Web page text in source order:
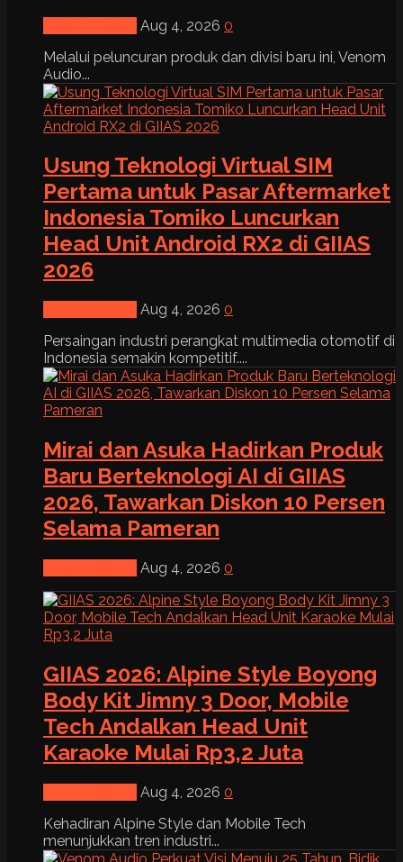
Aug 4, 2026 0
Melalui peluncuran produk dan divisi baru ini, Venom
Audio...
Usung Teknologi Virtual SIM
Pertama untuk Pasar Aftermarket
Indonesia Tomiko Luncurkan
Head Unit Android RX2 di GIIAS
2026
Aug 4, 2026 0
Persaingan industri perangkat multimedia otomotif di
Indonesia semakin kompetitif....
Mirai dan Asuka Hadirkan Produk
Baru Berteknologi AI di GIIAS
2026, Tawarkan Diskon 10 Persen
Selama Pameran
Aug 4, 2026 0
GIIAS 2026: Alpine Style Boyong
Body Kit Jimny 3 Door, Mobile
Tech Andalkan Head Unit
Karaoke Mulai Rp3,2 Juta
Aug 4, 2026 0
Kehadiran Alpine Style dan Mobile Tech
menunjukkan tren industri...